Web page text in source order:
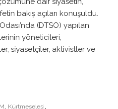
bakış açıları konuşuldu.
(DTSO) yapılan
yöneticileri,
siyasetçiler, aktivistler ve
, Kürtmeselesi,